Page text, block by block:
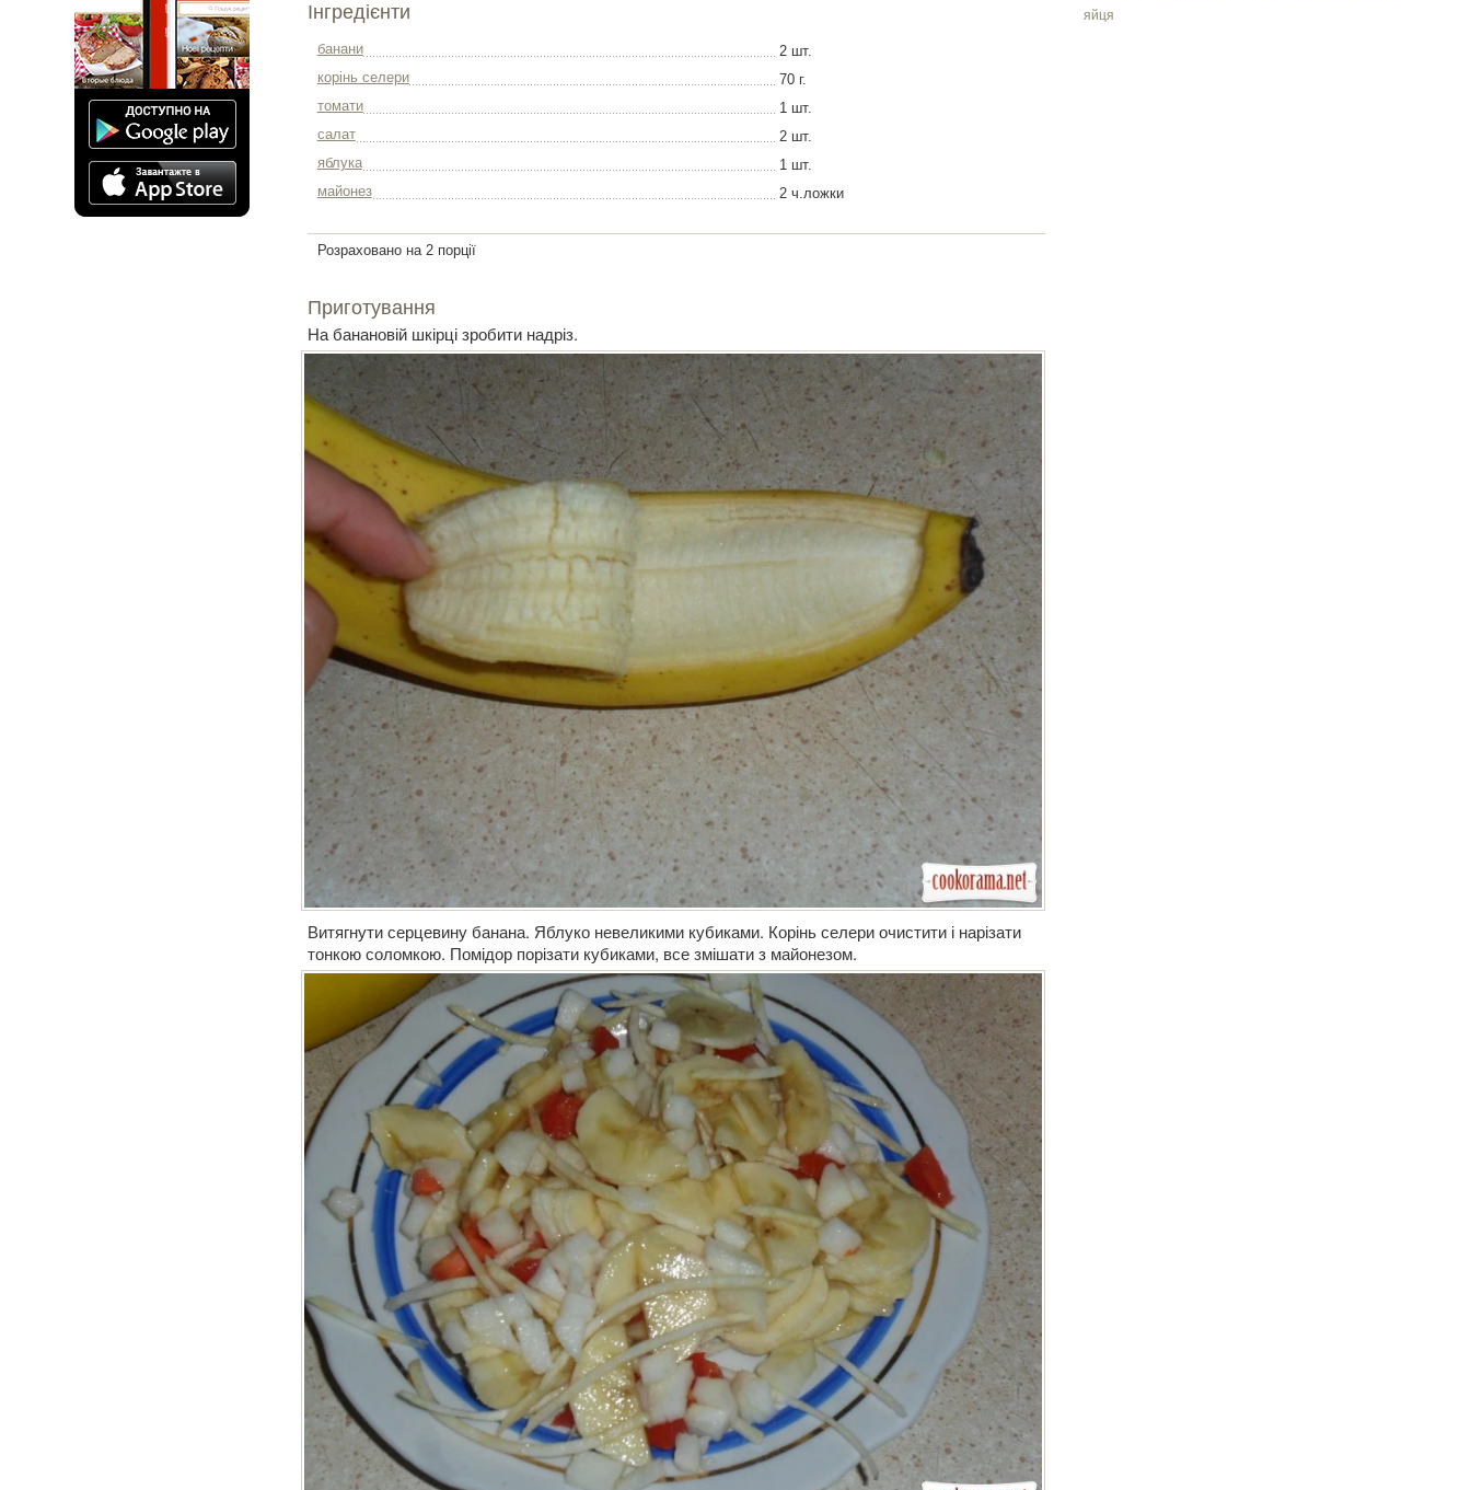
яйця
Інгредієнти
банани
2 шт.
корінь селери
70 г.
томати
1 шт.
салат
2 шт.
яблука
1 шт.
майонез
2 ч.ложки
Розраховано на 2 порції
Приготування
На банановій шкірці зробити надріз.
Витягнути серцевину банана. Яблуко невеликими кубиками. Корінь селери очистити і нарізати
тонкою соломкою. Помідор порізати кубиками, все змішати з майонезом.